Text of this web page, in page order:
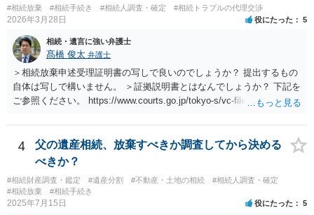
#相続放棄 #相続手続き #相続人調査・確定 #相続トラブルの代理交渉
2026年3月28日 役にたった 5
相続・遺言に強い弁護士
髙橋 俊太 弁護士
＞相続放棄申述受理証明書の写しで良いのでしょうか？ 提出するもの
自体は写しで構いません。 ＞証拠説明書とはなんでしょうか？ 下記を
ご参照ください。 https://www.courts.go.jp/tokyo-s/vc-files/tokyo-s/file/
4
父の遺産相続、放棄すべきか調査してから決める
べきか？
#相続財産調査・鑑定 #遺産分割 #不動産・土地の相続
#相続人調査・確定
#相続放棄
#相続手続き
2025年7月15日 役にたった 5